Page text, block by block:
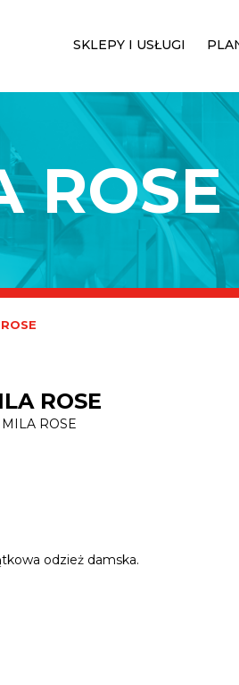
SKLEPY I USŁUGI
ROSE
ROSE
MILA ROSE
odzież damska.